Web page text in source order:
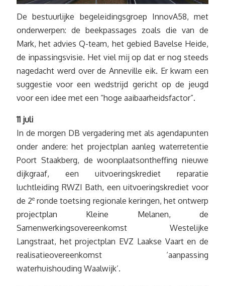
De bestuurlijke begeleidingsgroep InnovA58, met
onderwerpen: de beekpassages zoals die van de
Mark, het advies Q-team, het gebied Bavelse Heide,
de inpassingsvisie. Het viel mij op dat er nog steeds
nagedacht werd over de Anneville eik. Er kwam een
suggestie voor een wedstrijd gericht op de jeugd
voor een idee met een “hoge aaibaarheidsfactor”.
11 juli
In de morgen DB vergadering met als agendapunten
onder andere: het projectplan aanleg waterretentie
Poort Staakberg, de woonplaatsontheffing nieuwe
dijkgraaf, een uitvoeringskrediet reparatie
luchtleiding RWZI Bath, een uitvoeringskrediet voor
de 2e ronde toetsing regionale keringen, het ontwerp
projectplan Kleine Melanen, de
Samenwerkingsovereenkomst Westelijke
Langstraat, het projectplan EVZ Laakse Vaart en de
realisatieovereenkomst ‘aanpassing
waterhuishouding Waalwijk’.